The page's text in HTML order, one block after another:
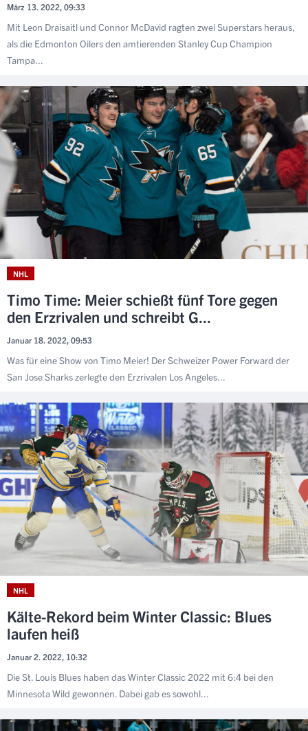
März 13. 2022, 09:33
Mit Leon Draisaitl und Connor McDavid ragten zwei Superstars heraus,
als die Edmonton Oilers den amtierenden Stanley Cup Champion
Tampa...
NHL
Timo Time: Meier schießt fünf Tore gegen
den Erzrivalen und schreibt G...
Januar 18. 2022, 09:53
Was für eine Show von Timo Meier! Der Schweizer Power Forward der
San Jose Sharks zerlegte den Erzrivalen Los Angeles...
NHL
Kälte-Rekord beim Winter Classic: Blues
laufen heiß
Januar 2. 2022, 10:32
Die St. Louis Blues haben das Winter Classic 2022 mit 6:4 bei den
Minnesota Wild gewonnen. Dabei gab es sowohl...